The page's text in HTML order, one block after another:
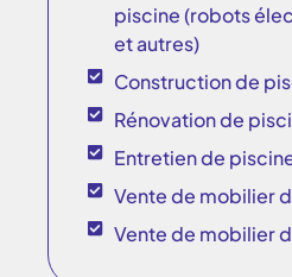
piscine (robots
et autres)
Construction de
Rénovation de
Entretien de
Vente de mobilier
Vente de mobilier